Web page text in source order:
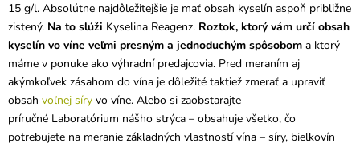
15 g/l. Absolútne najdôležitejšie je mať obsah kyselín aspoň približne
zistený. Na to slúži Kyselina Reagenz. Roztok, ktorý vám určí obsah
kyselín vo víne veľmi presným a jednoduchým spôsobom a ktorý
máme v ponuke ako výhradní predajcovia. Pred meraním aj
akýmkoľvek zásahom do vína je dôležité taktiež zmerať a upraviť
obsah voľnej síry vo víne. Alebo si zaobstarajte
príručné Laboratórium nášho strýca – obsahuje všetko, čo
potrebujete na meranie základných vlastností vína – síry, bielkovín